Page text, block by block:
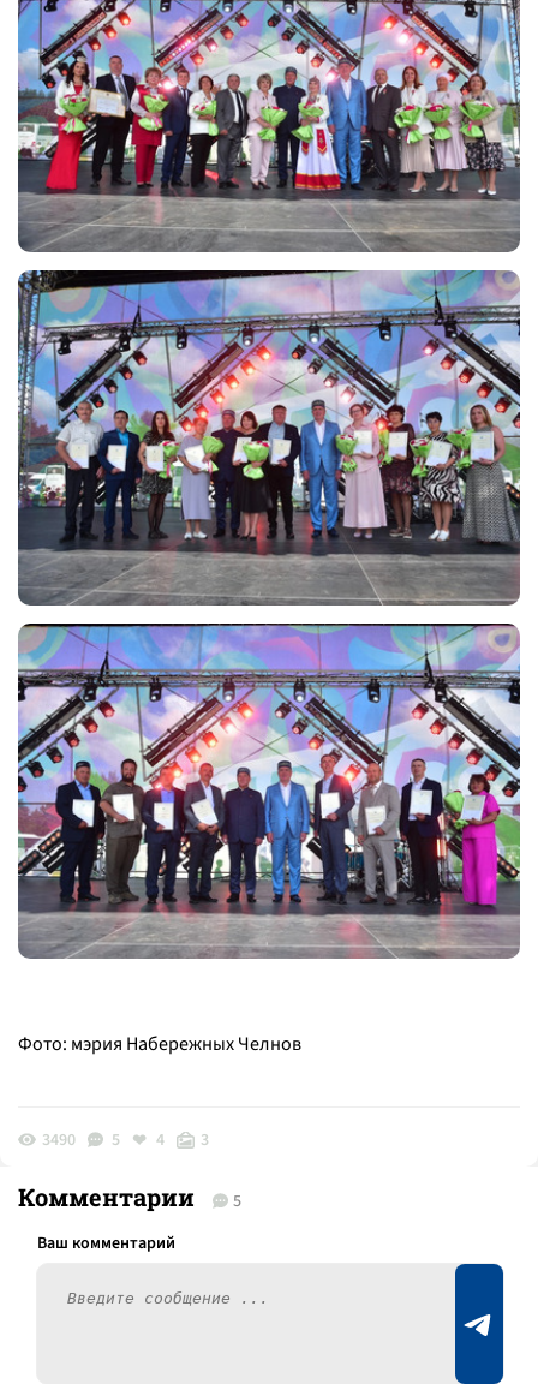
Фото: мэрия Набережных Челнов
3490 5 4 3
Комментарии 5